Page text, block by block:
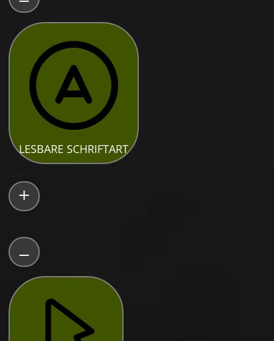
LESBARE SCHRIFTART